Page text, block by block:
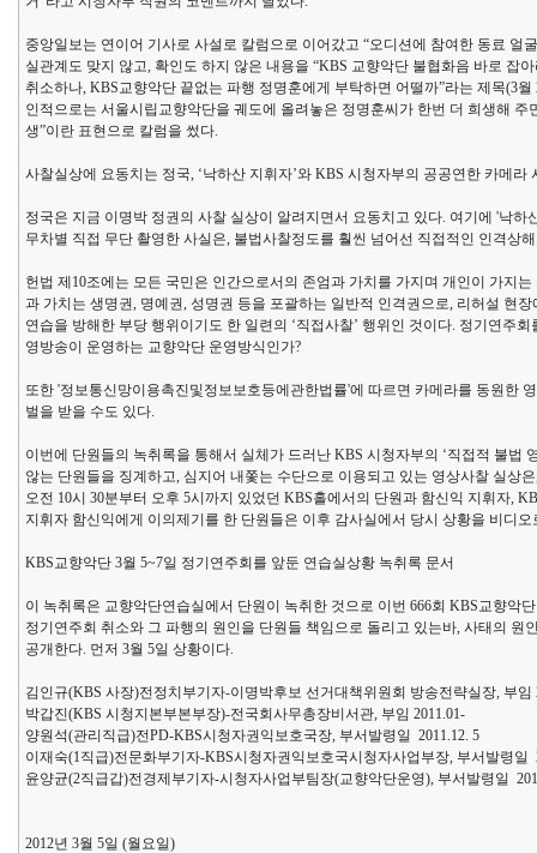
중앙일보는 연이어 기사로 사설로 칼럼으로 이어갔고 “오디션에 참여한 동료
실관계도 맞지 않고, 확인도 하지 않은 내용을 “KBS 교향악단 불협화음 바로 잡
취소하나, KBS교향악단 끝없는 파행 정명훈에게 부탁하면 어떨까”라는 제목(3
인적으로는 서울시립교향악단을 궤도에 올려놓은 정명훈씨가 한번 더 희생해
생”이란 표현으로 칼럼을 썼다.
사찰실상에 요동치는 정국, ‘낙하산 지휘자’와 KBS 시청자부의 공공연한 카메라
정국은 지금 이명박 정권의 사찰 실상이 알려지면서 요동치고 있다. 여기에 '낙
무차별 직접 무단 촬영한 사실은, 불법사찰정도를 훨씬 넘어선 직접적인 인격상
헌법 제10조에는 모든 국민은 인간으로서의 존엄과 가치를 가지며 개인이 가지
과 가치는 생명권, 명예권, 성명권 등을 포괄하는 일반적 인격권으로, 리허설 현
연습을 방해한 부당 행위이기도 한 일련의 ‘직접사찰’ 행위인 것이다. 정기연주
영방송이 운영하는 교향악단 운영방식인가?
또한 '정보통신망이용촉진및정보보호등에관한법률'에 따르면 카메라를 동원한
벌을 받을 수도 있다.
이번에 단원들의 녹취록을 통해서 실체가 드러난 KBS 시청자부의 ‘직접적 불
않는 단원들을 징계하고, 심지어 내쫓는 수단으로 이용되고 있는 영상사찰 실상
오전 10시 30분부터 오후 5시까지 있었던 KBS홀에서의 단원과 함신익 지휘자,
지휘자 함신익에게 이의제기를 한 단원들은 이후 감사실에서 당시 상황을 비디
KBS교향악단 3월 5~7일 정기연주회를 앞둔 연습실상황 녹취록 문서
이 녹취록은 교향악단연습실에서 단원이 녹취한 것으로 이번 666회 KBS교향
정기연주회 취소와 그 파행의 원인을 단원들 책임으로 돌리고 있는바, 사태의
공개한다. 먼저 3월 5일 상황이다.
김인규(KBS 사장)전정치부기자-이명박후보 선거대책위원회 방송전략실장, 부임
박갑진(KBS 시청지본부본부장)-전국회사무총장비서관, 부임 2011.01-
양원석(관리직급)전PD-KBS시청자권익보호국장, 부서발령일 2011.12. 5
이재숙(1직급)전문화부기자-KBS시청자권익보호국시청자사업부장, 부서발령일
윤양균(2직급갑)전경제부기자-시청자사업부팀장(교향악단운영), 부서발령일
2012년 3월 5일 (월요일)